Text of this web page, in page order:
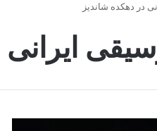
در دهکده شاندیز
ایرانی